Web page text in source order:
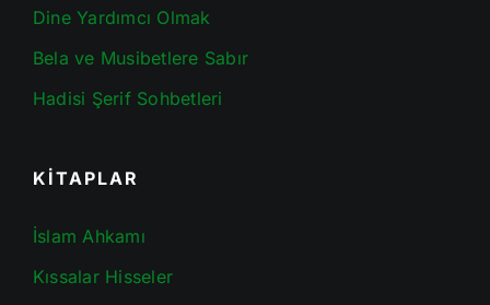
Dine Yardımcı Olmak
Bela ve Musibetlere Sabır
Hadisi Şerif Sohbetleri
KİTAPLAR
İslam Ahkamı
Kıssalar Hisseler